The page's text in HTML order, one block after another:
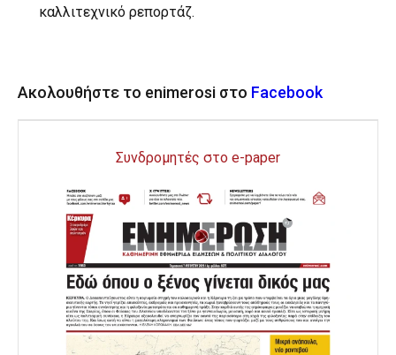
καλλιτεχνικό ρεπορτάζ.
Ακολουθήστε το enimerosi στο Facebook
Συνδρομητές στο e-paper